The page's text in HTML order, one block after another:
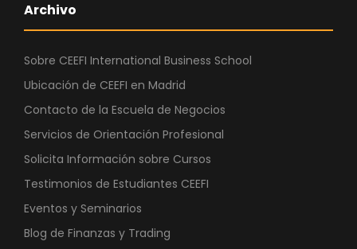
Archivo
Sobre CEEFI International Business School
Ubicación de CEEFI en Madrid
Contacto de la Escuela de Negocios
Servicios de Orientación Profesional
Solicita Información sobre Cursos
Testimonios de Estudiantes CEEFI
Eventos y Seminarios
Blog de Finanzas y Trading